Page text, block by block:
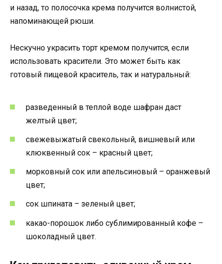
и назад, то полосочка крема получится волнистой,
напоминающей рюши.
Нескучно украсить торт кремом получится, если
использовать красители. Это может быть как
готовый пищевой краситель, так и натуральный:
разведенный в теплой воде шафран даст
желтый цвет;
свежевыжатый свекольный, вишневый или
клюквенный сок – красный цвет;
морковный сок или апельсиновый – оранжевый
цвет;
сок шпината – зеленый цвет;
какао-порошок либо сублимированный кофе –
шоколадный цвет.